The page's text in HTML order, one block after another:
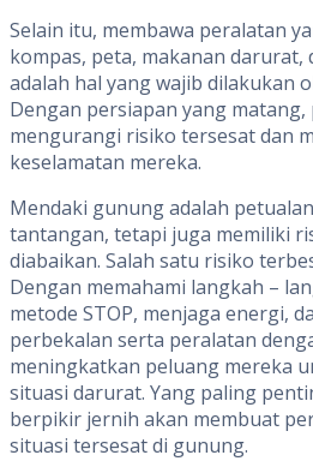
Selain itu, membawa peralatan
kompas, peta, makanan darurat,
adalah hal yang wajib dilakukan
Dengan persiapan yang
mengurangi risiko tersesat dan
keselamatan mereka.
Mendaki gunung adalah
tantangan, tetapi juga memiliki
diabaikan. Salah satu risiko
Dengan memahami langkah –
metode STOP, menjaga energi,
perbekalan serta peralatan
meningkatkan peluang mereka
situasi darurat. Yang paling
berpikir jernih akan membuat
situasi tersesat di gunung.